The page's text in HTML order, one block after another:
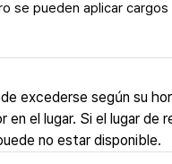
pueden aplicar
excederse según su
el lugar. Si el lugar
no estar disponible.